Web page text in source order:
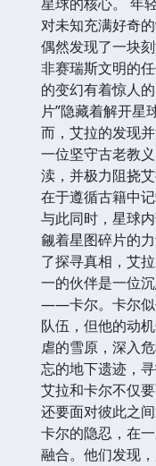
对未知充满好奇
偶然发现了一块
非赛瑞斯文明的
的变幻有着惊人
片”隐藏着解开星
而，艾拉的发现
一位坚守古老教
渎，并极力阻挠
在于遵循古籍中
与此同时，星球
觎着星图碎片的
了探寻真相，艾
一的伙伴是一位
——卡尔。卡尔似
队伍，但他的动
虐的雪原，深入
忘的地下遗迹，
艾拉和卡尔不仅
还要面对彼此之
卡尔的隐忍，在
融合。他们发现